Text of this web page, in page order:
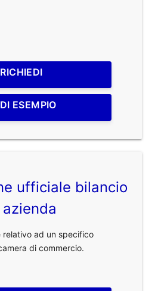
RICHIEDI
ESEMPIO
ufficiale bilancio
ad un specifico
di commercio.